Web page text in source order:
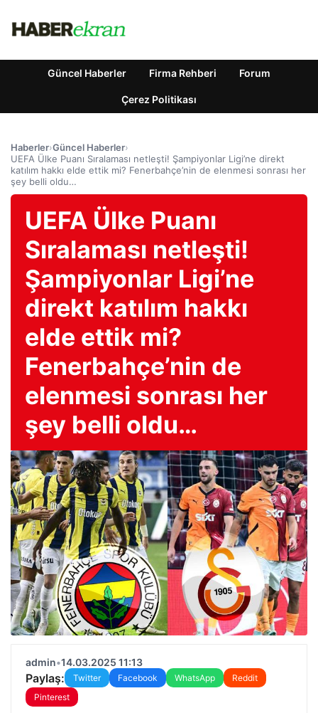
Güncel Haberler Firma Rehberi Forum
Çerez Politikası
Haberler›Güncel Haberler›
UEFA Ülke Puanı Sıralaması netleşti! Şampiyonlar Ligi’ne direkt
katılım hakkı elde ettik mi? Fenerbahçe’nin de elenmesi sonrası her
şey belli oldu…
UEFA Ülke Puanı
Sıralaması netleşti!
Şampiyonlar Ligi’ne
direkt katılım hakkı
elde ettik mi?
Fenerbahçe’nin de
elenmesi sonrası her
şey belli oldu…
admin•14.03.2025 11:13
Paylaş: Twitter Facebook WhatsApp
Reddit
Pinterest